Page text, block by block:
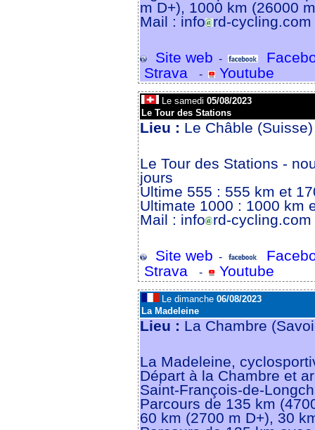
m D+), 1000 km (26000
Mail : info rd-cycling.com
Site web -
Strava- Youtube
Le samedi 05/08/2023
Le Tour des Stations
Lieu : Le Châble
Le Tour des Stations -
jours
Ultime 555 : 555 km et
Ultimate 1000 : 1000 km
Mail : info rd-cycling.com
Site web -
Strava- Youtube
Le dimanche 06/08/2023
La Madeleine
Lieu : La Chambre
La Madeleine,
Départ à la Chambre et
Saint-François-de-
Parcours de 135 km
60 km (2700 m D+), 30